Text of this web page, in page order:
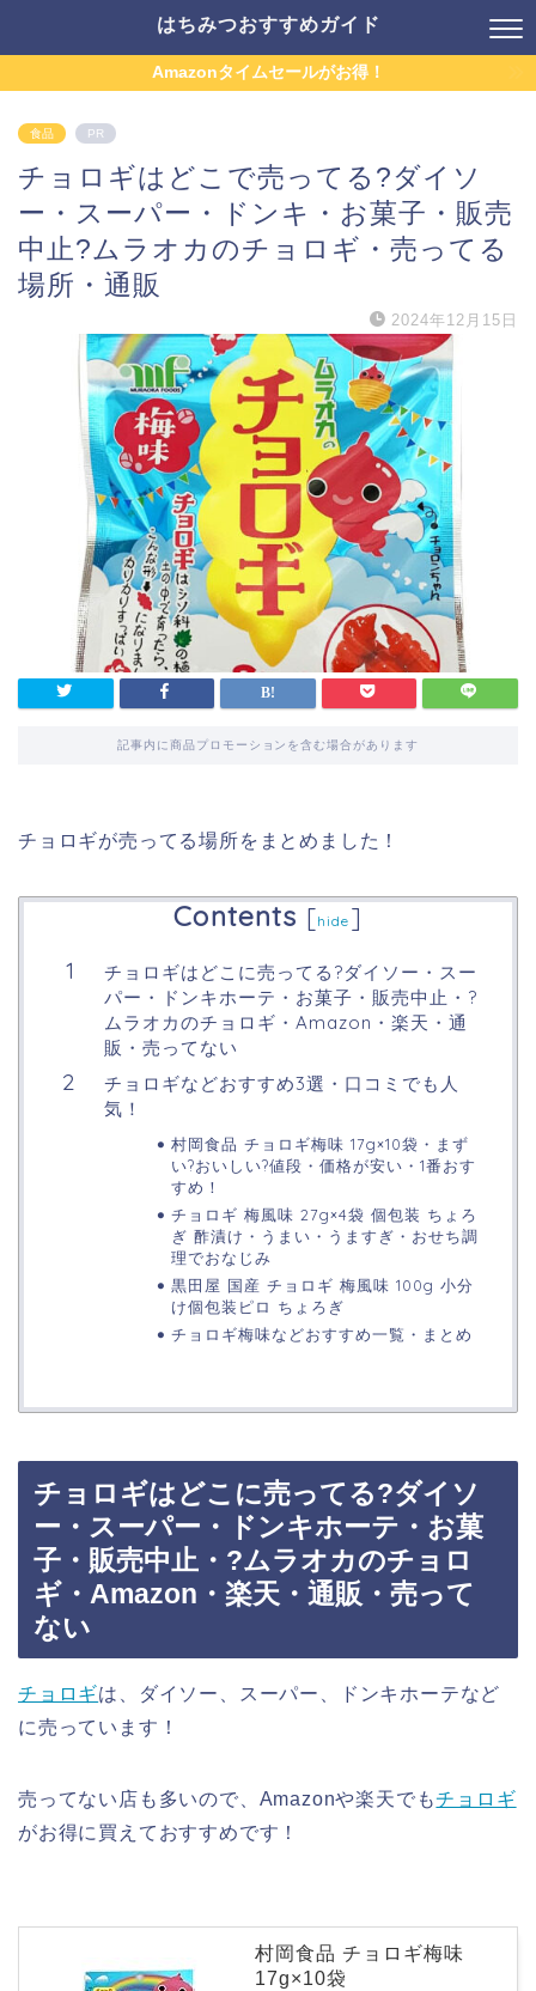
はちみつおすすめガイド
Amazonタイムセールがお得！
食品 PR
チョロギはどこで売ってる?ダイソ
ー・スーパー・ドンキ・お菓子・販売
中止?ムラオカのチョロギ・売ってる
場所・通販
2024年12月15日
記事内に商品プロモーションを含む場合があります
チョロギが売ってる場所をまとめました！
Contents [hide ]
チョロギはどこに売ってる?ダイソー・スー
パー・ドンキホーテ・お菓子・販売中止・?
ムラオカのチョロギ・Amazon・楽天・通
販・売ってない
チョロギなどおすすめ3選・口コミでも人
気！
村岡食品 チョロギ梅味 17g×10袋・まず
い?おいしい?値段・価格が安い・1番おす
すめ！
チョロギ 梅風味 27g×4袋 個包装 ちょろ
ぎ 酢漬け・うまい・うますぎ・おせち調
理でおなじみ
黒田屋 国産 チョロギ 梅風味 100g 小分
け個包装ピロ ちょろぎ
チョロギ梅味などおすすめ一覧・まとめ
チョロギはどこに売ってる?ダイソ
ー・スーパー・ドンキホーテ・お菓
子・販売中止・?ムラオカのチョロ
ギ・Amazon・楽天・通販・売って
ない
チョロギは、ダイソー、スーパー、ドンキホーテなど
に売っています！
売ってない店も多いので、Amazonや楽天でもチョロギ
がお得に買えておすすめです！
村岡食品 チョロギ梅味
17g×10袋